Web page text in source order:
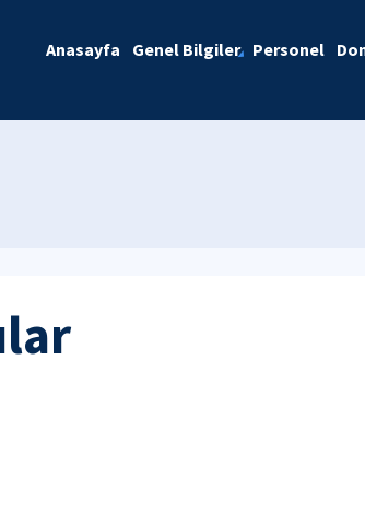
Anasayfa Genel Bilgiler Personel